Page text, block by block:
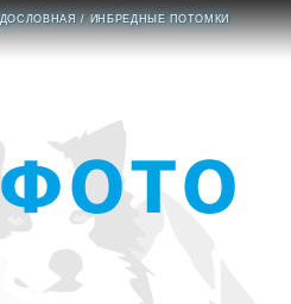
/ИНБРЕДНЫЕ ПОТОМКИ